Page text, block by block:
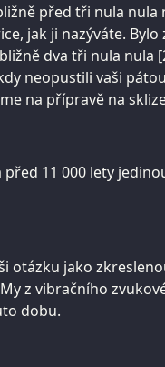
před tři nula nula
jak ji nazýváte.
dva tři nula nula
neopustili vaši
na přípravě na
před 11 000 lety
otázku jako
z vibračního
dobu.